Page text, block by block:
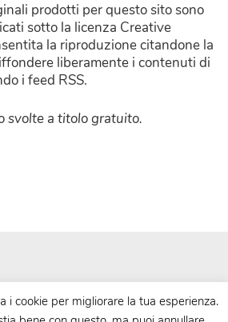
prodotti per questo sito sono
sotto la licenza Creative
la riproduzione citandone la
liberamente i contenuti di
i feed RSS.
svolte a titolo gratuito.
i cookie per migliorare la tua esperienza.